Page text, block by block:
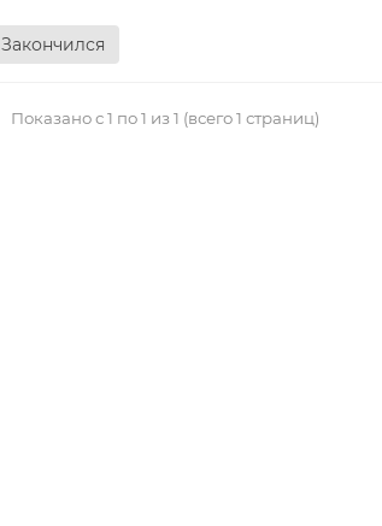
Закончился
Показано с 1 по 1 из 1 (всего 1 страниц)